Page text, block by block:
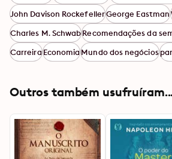
John Davison RockefellerGeorge Eastman
Charles M. SchwabRecomendações da
CarreiraEconomiaMundo dos negócios
Outros também